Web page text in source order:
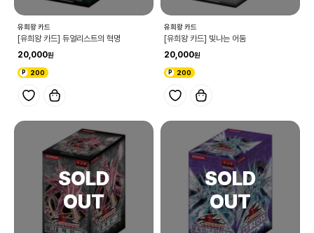
유희왕 카드
[유희왕 카드] 듀얼리스트의 혁명
20,000
200
유희왕 카드
[유희왕 카드] 빛나는 어둠
20,000
200